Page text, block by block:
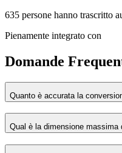
635 persone hanno trascritto
Pienamente integrato con
Domande
Quanto è accurata la
Qual è la dimensione massima